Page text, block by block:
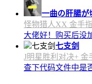
一曲の肝腸が
怪物猎人XX 金手
大佬好！购买后没
七支剑
J明星胜利对决+ 金
查下代码文件中是